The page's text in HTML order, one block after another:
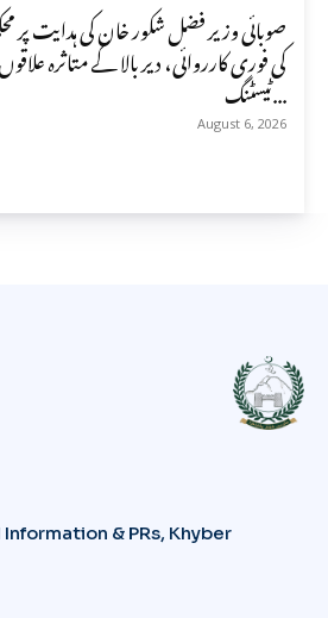
صوبائی وزیر فضل شکور خان کی ہدایت پر
کی فوری کارروائی، دیر بالا کے متاثرہ
ٹیسٹنگ...
August 6, 2026
& PRs, Khyber